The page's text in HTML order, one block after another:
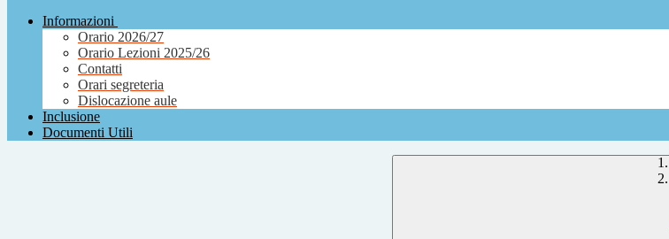
Informazioni
Orario 2026/27
Orario Lezioni 2025/26
Contatti
Orari segreteria
Dislocazione aule
Inclusione
Documenti Utili